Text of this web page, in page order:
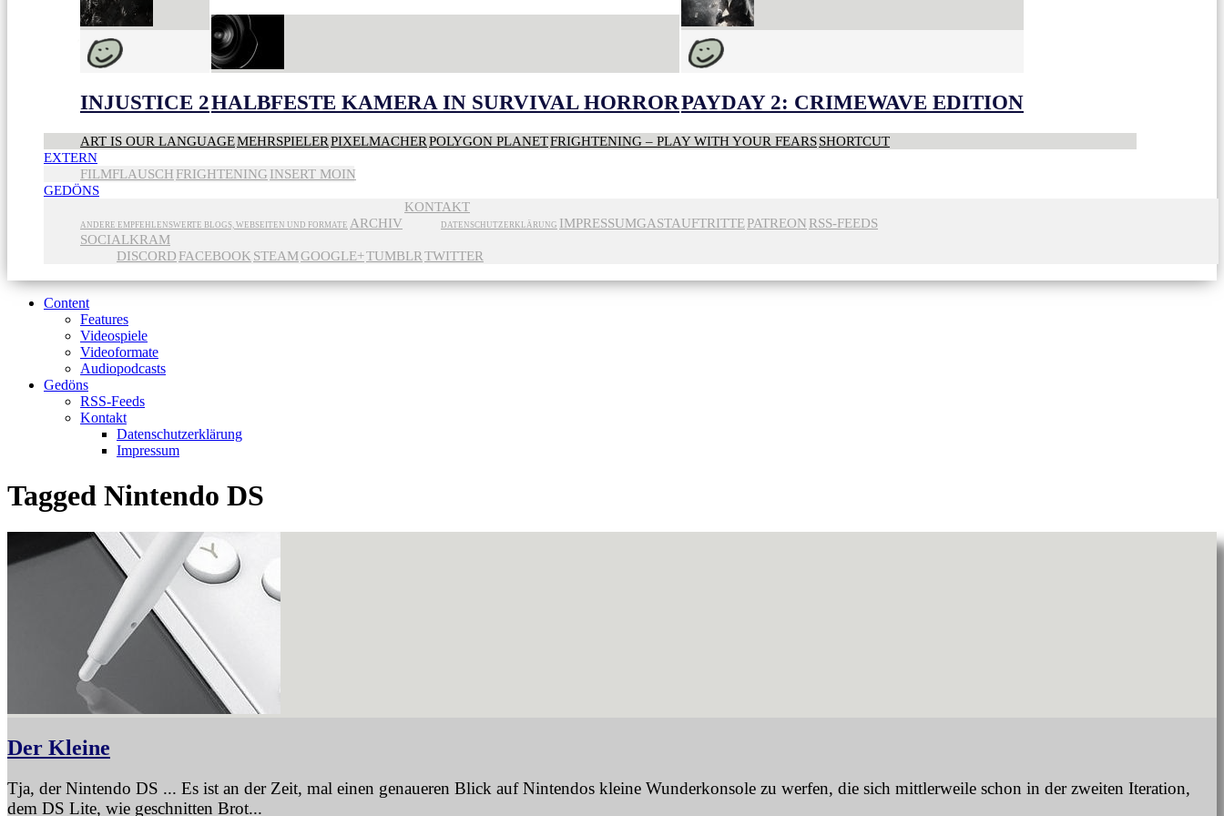
INJUSTICE 2HALBFESTE KAMERA IN SURVIVAL HORRORPAYDAY 2: CRIMEWAVE EDITION
ART IS OUR LANGUAGEMEHRSPIELERPIXELMACHERPOLYGON PLANETFRIGHTENING – PLAY WITH YOUR FEARSSHORTCUT
EXTERN
FILMFLAUSCH FRIGHTENING INSERT MOIN
GEDÖNS
ANDERE EMPFEHLENSWERTE BLOGS, WEBSEITEN UND FORMATE ARCHIV
KONTAKT
DATENSCHUTZERKLÄRUNG IMPRESSUMGASTAUFTRITTEPATREON RSS-FEEDS
SOCIALKRAM
DISCORD FACEBOOK STEAMGOOGLE+TUMBLRTWITTER
Content
Features
Videospiele
Videoformate
Audiopodcasts
Gedöns
RSS-Feeds
Kontakt
Datenschutzerklärung
Impressum
Tagged Nintendo DS
Der Kleine
Tja, der Nintendo DS ... Es ist an der Zeit, mal einen genaueren Blick auf Nintendos kleine Wunderkonsole zu werfen, die sich mittlerweile schon in der zweiten Iteration,
dem DS Lite, wie geschnitten Brot...